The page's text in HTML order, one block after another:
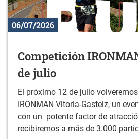
06/07/2026
Competición
de julio
El próximo 12 de julio
IRONMAN Vitoria-Gasteiz, un
con un potente factor de
recibiremos a más de 3.000